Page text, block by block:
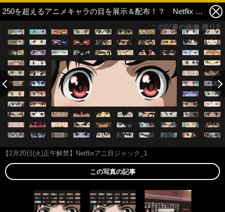
250を超えるアニメキャラの目を展示＆配布！？ Netflix が「アニ”目”ジャック」を新宿で実施！ 1枚目の写真・画像
【2月20日(火)正午解禁】Netflixアニ目ジャック_1
この記事の画像 残り2
この写真の記事